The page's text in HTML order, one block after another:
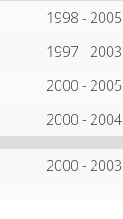
1998 - 2005
1997 - 2003
2000 - 2005
2000 - 2004
2000 - 2003